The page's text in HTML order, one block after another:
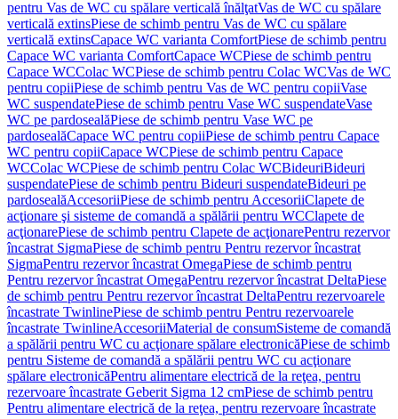
pentru Vas de WC cu spălare verticală înălţatVas de WC cu spălare
verticală extinsPiese de schimb pentru Vas de WC cu spălare
verticală extinsCapace WC varianta ComfortPiese de schimb pentru
Capace WC varianta ComfortCapace WCPiese de schimb pentru
Capace WCColac WCPiese de schimb pentru Colac WCVas de WC
pentru copiiPiese de schimb pentru Vas de WC pentru copiiVase
WC suspendatePiese de schimb pentru Vase WC suspendateVase
WC pe pardosealăPiese de schimb pentru Vase WC pe
pardosealăCapace WC pentru copiiPiese de schimb pentru Capace
WC pentru copiiCapace WCPiese de schimb pentru Capace
WCColac WCPiese de schimb pentru Colac WCBideuriBideuri
suspendatePiese de schimb pentru Bideuri suspendateBideuri pe
pardosealăAccesoriiPiese de schimb pentru AccesoriiClapete de
acţionare şi sisteme de comandă a spălării pentru WCClapete de
acţionarePiese de schimb pentru Clapete de acţionarePentru rezervor
încastrat SigmaPiese de schimb pentru Pentru rezervor încastrat
SigmaPentru rezervor încastrat OmegaPiese de schimb pentru
Pentru rezervor încastrat OmegaPentru rezervor încastrat DeltaPiese
de schimb pentru Pentru rezervor încastrat DeltaPentru rezervoarele
încastrate TwinlinePiese de schimb pentru Pentru rezervoarele
încastrate TwinlineAccesoriiMaterial de consumSisteme de comandă
a spălării pentru WC cu acţionare spălare electronicăPiese de schimb
pentru Sisteme de comandă a spălării pentru WC cu acţionare
spălare electronicăPentru alimentare electrică de la reţea, pentru
rezervoare încastrate Geberit Sigma 12 cmPiese de schimb pentru
Pentru alimentare electrică de la reţea, pentru rezervoare încastrate